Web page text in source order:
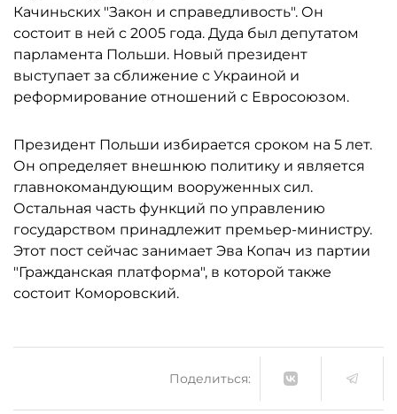
Качиньских "Закон и справедливость". Он
состоит в ней с 2005 года. Дуда был депутатом
парламента Польши. Новый президент
выступает за сближение с Украиной и
реформирование отношений с Евросоюзом.
Президент Польши избирается сроком на 5 лет.
Он определяет внешнюю политику и является
главнокомандующим вооруженных сил.
Остальная часть функций по управлению
государством принадлежит премьер-министру.
Этот пост сейчас занимает Эва Копач из партии
"Гражданская платформа", в которой также
состоит Коморовский.
Поделиться: